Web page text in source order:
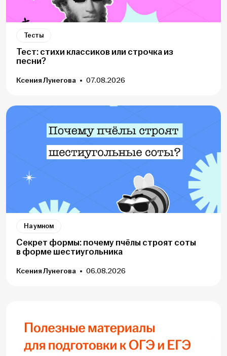
Тесты
Тест: стихи классиков или строчка из
песни?
Ксения Лунегова 07.08.2026
На умном
Секрет формы: почему пчёлы строят соты
в форме шестиугольника
Ксения Лунегова 06.08.2026